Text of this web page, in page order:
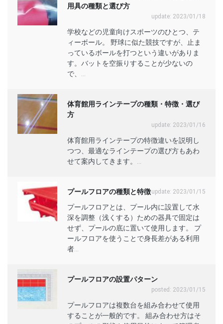
用具の種類と選び方
update: 2023/01/18
学校などの児童向けスポーツのひとつ、テ
ィーボール。 野球に似た競技ですが、止ま
っているボールを打つという違いがありま
す。バットを空振りすることが少ないの
で、...
体育館用ラインテープの種類・特徴・選び
方
update: 2023/01/16
体育館用ラインテープの特徴違いを説明し
つつ、最適なラインテープの選び方もあわ
せて案内してきます。...
プールフロアの種類と特徴update: 2023/01/15
プールフロアとは、プール内に設置して水
深を調整（浅くする）ための器具で固定は
せず、プールの底に置いて使用します。 プ
ールフロアを使うことで身長差がある利用
者...
プールフロアの設置パターン
posted: 2023/01/15
プールフロアは複数台を組み合わせて使用
することが一般的です。 組み合わせ方はそ